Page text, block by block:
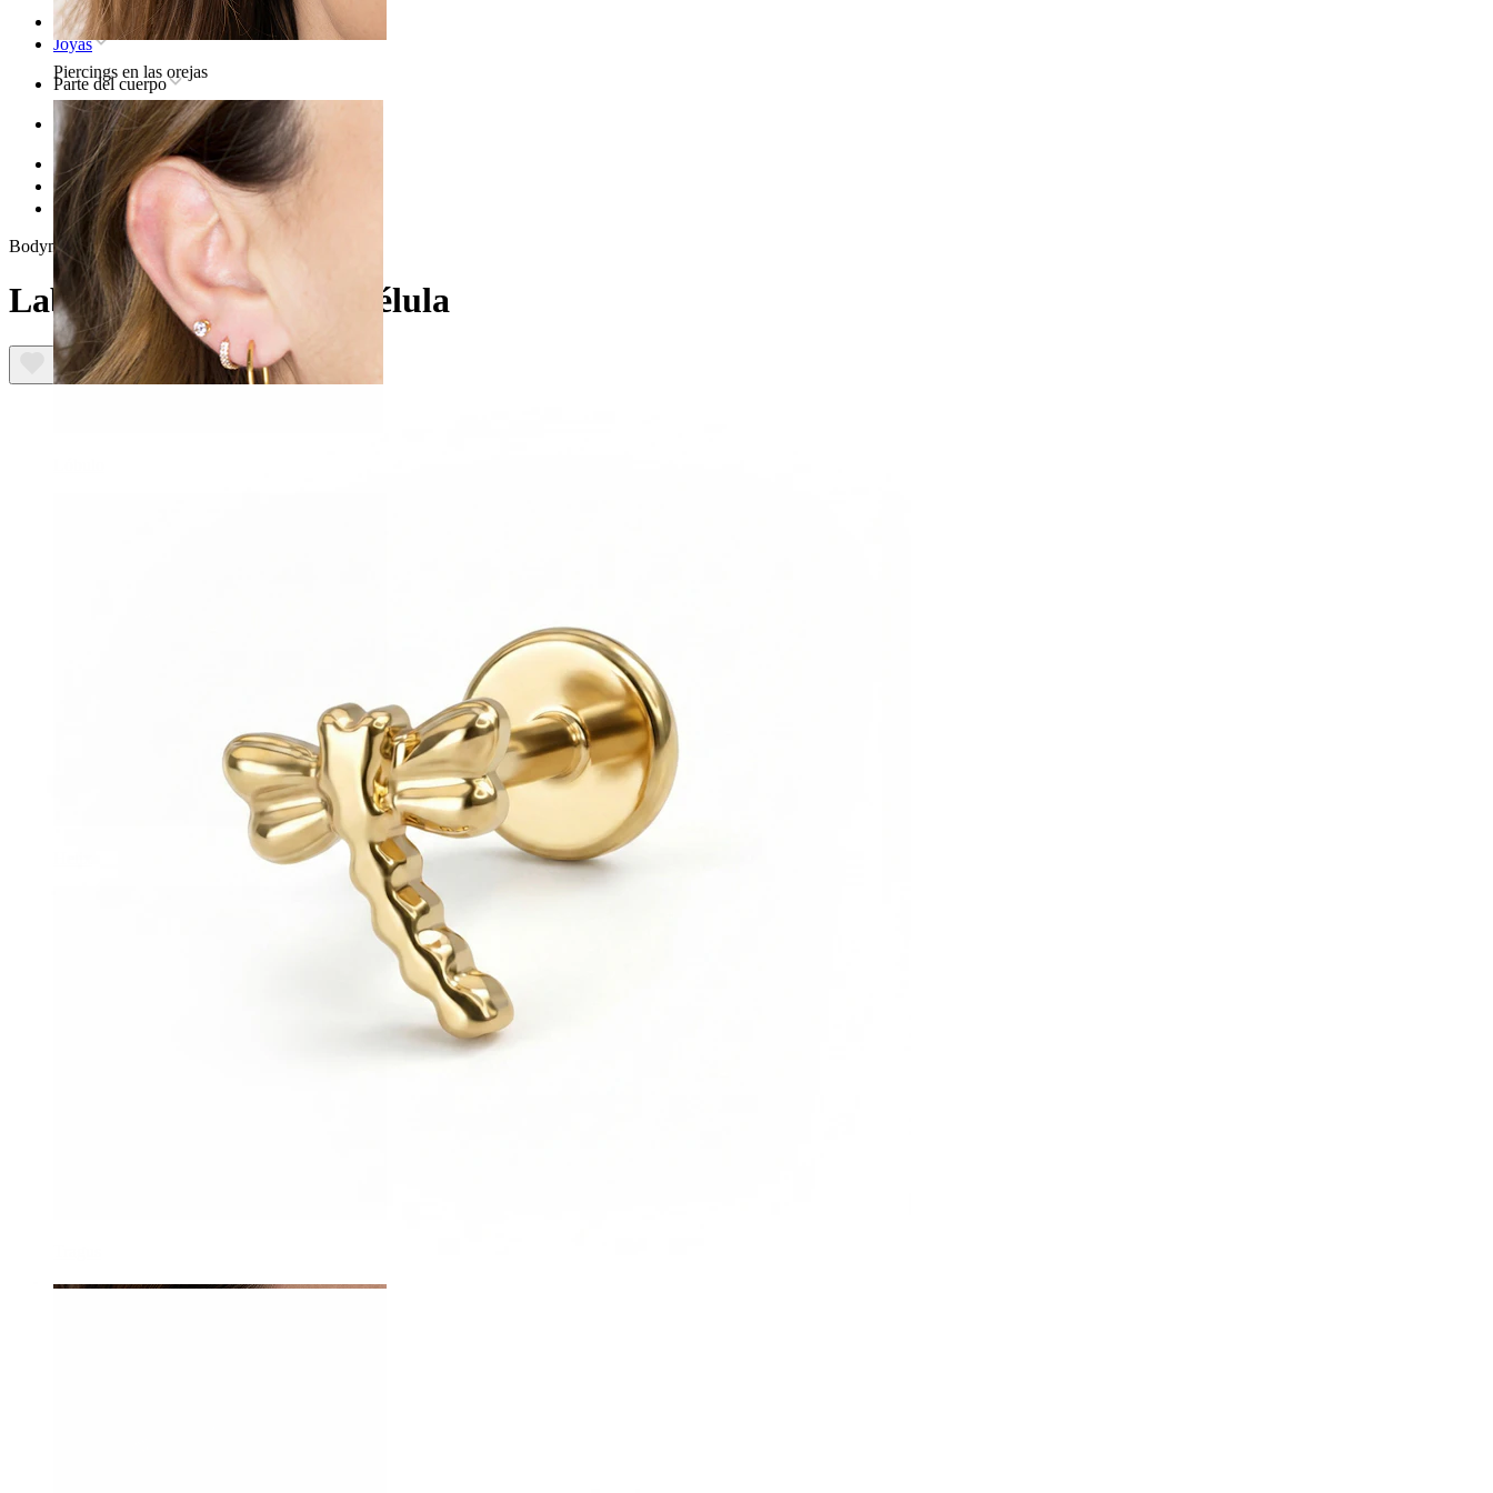
Piercings en las orejas
Inicio
Joyas
Parte del cuerpo
Oreja
Helix
Joya para piercing helix de titanio
Labret de titanio con libélula
Bodymod Trend
Labret de titanio con libélula